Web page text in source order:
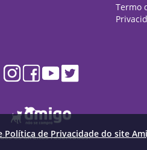
Política de Privacidade do site
Termo
os direitos reservados.